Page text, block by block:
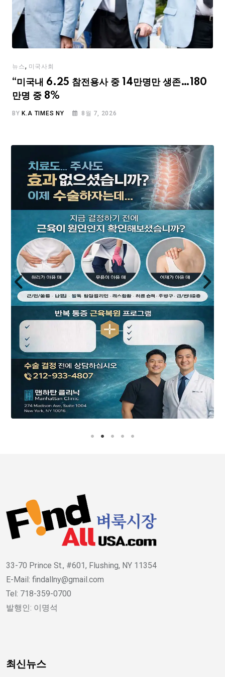
뉴스, 미국사회
“미국내 6.25 참전용사 중 14만명만 생존…180
만명 중 8%
BY K.A TIMES NY 8월 7, 2026
33-70 Prince St., #601, Flushing, NY 11354
E-Mail: findallny@gmail.com
Tel: 718-359-0700
발행인: 이명석
최신뉴스